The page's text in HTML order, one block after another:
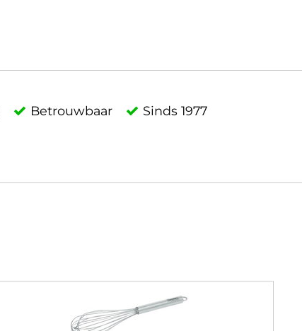
Betrouwbaar Sinds 1977